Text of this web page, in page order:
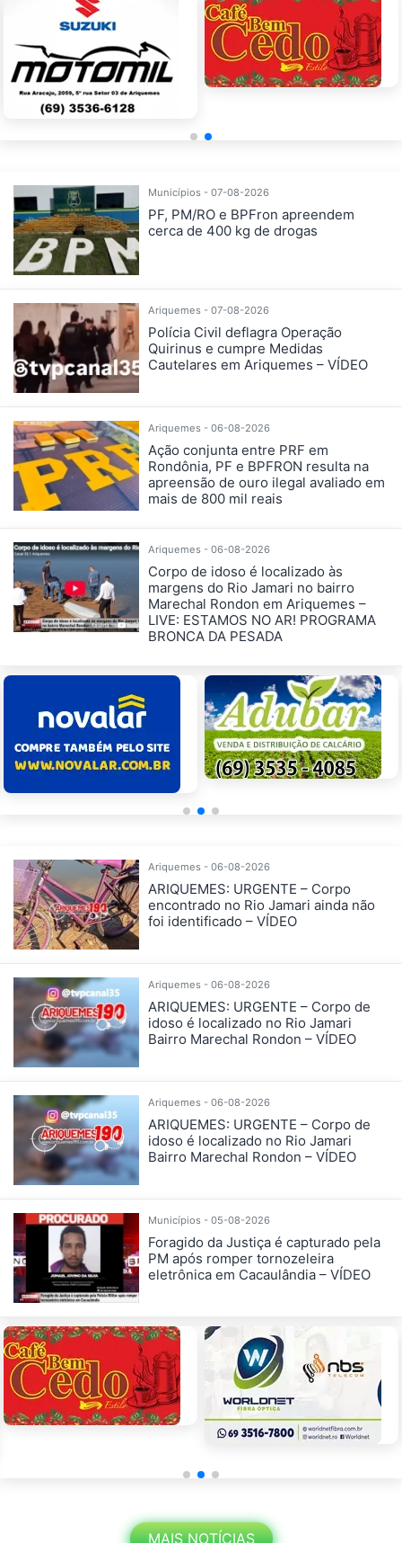
Municípios - 07-08-2026
PF, PM/RO e BPFron apreendem
cerca de 400 kg de drogas
Ariquemes - 07-08-2026
Polícia Civil deflagra Operação
Quirinus e cumpre Medidas
Cautelares em Ariquemes – VÍDEO
Ariquemes - 06-08-2026
Ação conjunta entre PRF em
Rondônia, PF e BPFRON resulta na
apreensão de ouro ilegal avaliado em
mais de 800 mil reais
Ariquemes - 06-08-2026
Corpo de idoso é localizado às
margens do Rio Jamari no bairro
Marechal Rondon em Ariquemes –
LIVE: ESTAMOS NO AR! PROGRAMA
BRONCA DA PESADA
Ariquemes - 06-08-2026
ARIQUEMES: URGENTE – Corpo
encontrado no Rio Jamari ainda não
foi identificado – VÍDEO
Ariquemes - 06-08-2026
ARIQUEMES: URGENTE – Corpo de
idoso é localizado no Rio Jamari
Bairro Marechal Rondon – VÍDEO
Ariquemes - 06-08-2026
ARIQUEMES: URGENTE – Corpo de
idoso é localizado no Rio Jamari
Bairro Marechal Rondon – VÍDEO
Municípios - 05-08-2026
Foragido da Justiça é capturado pela
PM após romper tornozeleira
eletrônica em Cacaulândia – VÍDEO
MAIS NOTÍCIAS